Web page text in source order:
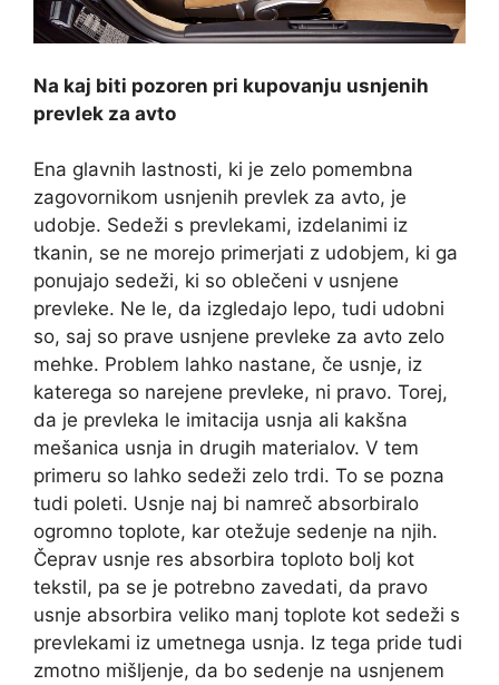
Na kaj biti pozoren pri kupovanju usnjenih
prevlek za avto
Ena glavnih lastnosti, ki je zelo pomembna
zagovornikom usnjenih prevlek za avto, je
udobje. Sedeži s prevlekami, izdelanimi iz
tkanin, se ne morejo primerjati z udobjem, ki ga
ponujajo sedeži, ki so oblečeni v usnjene
prevleke. Ne le, da izgledajo lepo, tudi udobni
so, saj so prave usnjene prevleke za avto zelo
mehke. Problem lahko nastane, če usnje, iz
katerega so narejene prevleke, ni pravo. Torej,
da je prevleka le imitacija usnja ali kakšna
mešanica usnja in drugih materialov. V tem
primeru so lahko sedeži zelo trdi. To se pozna
tudi poleti. Usnje naj bi namreč absorbiralo
ogromno toplote, kar otežuje sedenje na njih.
Čeprav usnje res absorbira toploto bolj kot
tekstil, pa se je potrebno zavedati, da pravo
usnje absorbira veliko manj toplote kot sedeži s
prevlekami iz umetnega usnja. Iz tega pride tudi
zmotno mišljenje, da bo sedenje na usnjenem